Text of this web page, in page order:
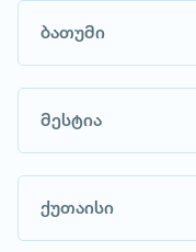
ბათუმი
მესტია
ქუთაისი